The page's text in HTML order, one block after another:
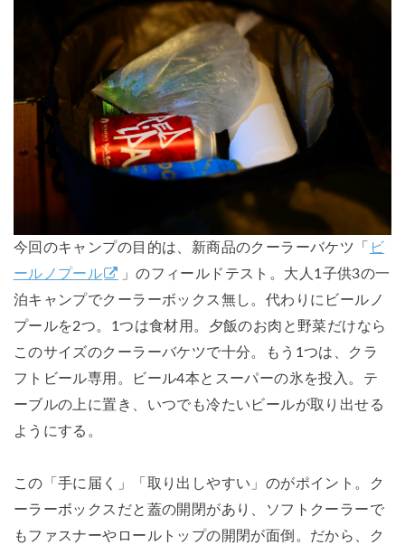
今回のキャンプの目的は、新商品のクーラーバケツ「
ビ
ールノプール
」のフィールドテスト。大人1子供3の一
泊キャンプでクーラーボックス無し。代わりにビールノ
プールを2つ。1つは食材用。夕飯のお肉と野菜だけなら
このサイズのクーラーバケツで十分。もう1つは、クラ
フトビール専用。ビール4本とスーパーの氷を投入。テ
ーブルの上に置き、いつでも冷たいビールが取り出せる
ようにする。
この「手に届く」「取り出しやすい」のがポイント。ク
ーラーボックスだと蓋の開閉があり、ソフトクーラーで
もファスナーやロールトップの開閉が面倒。だから、ク